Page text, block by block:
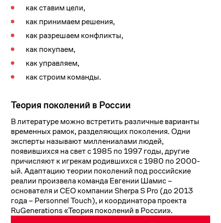
как ставим цели,
как принимаем решения,
как разрешаем конфликты,
как покупаем,
как управляем,
как строим команды.
Теория поколений в России
В литературе можно встретить различные варианты
временных рамок, разделяющих поколения. Одни
эксперты называют миллениалами людей,
появившихся на свет с 1985 по 1997 годы, другие
причисляют к игрекам родившихся с 1980 по 2000-
ый. Адаптацию теории поколений под российские
реалии произвела команда Евгении Шамис –
основателя и CEO компании Sherpa S Pro (до 2013
года – Personnel Touch), и координатора проекта
RuGenerations «Теория поколений в России».